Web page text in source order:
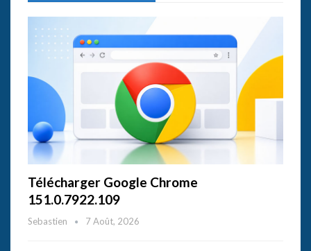
Télécharger Google Chrome
151.0.7922.109
Sebastien 7 Août, 2026